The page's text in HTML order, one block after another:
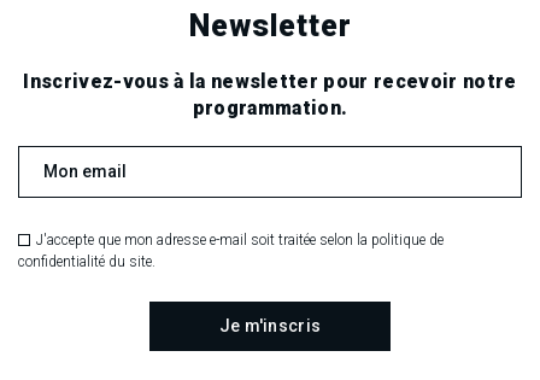
Newsletter
Inscrivez-vous à la newsletter pour recevoir notre
programmation.
J'accepte que mon adresse e-mail soit traitée selon la politique de
confidentialité du site.
RECHERCHE EN COURS
...